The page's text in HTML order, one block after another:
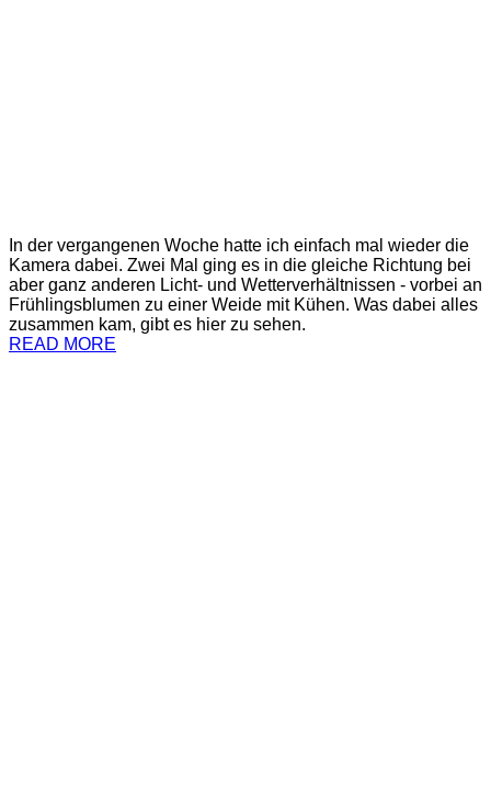
In der vergangenen Woche hatte ich einfach mal wieder die
Kamera dabei. Zwei Mal ging es in die gleiche Richtung bei
aber ganz anderen Licht- und Wetterverhältnissen - vorbei an
Frühlingsblumen zu einer Weide mit Kühen. Was dabei alles
zusammen kam, gibt es hier zu sehen.
READ MORE